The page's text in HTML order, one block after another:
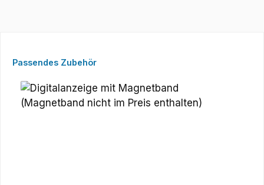
Produktgalerie überspringen
Passendes Zubehör